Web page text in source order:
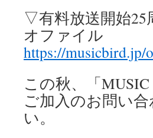
▽有料放送開始25
オファイル
https://musicbird.jp/
この秋、「
ご加入のお問い
い。